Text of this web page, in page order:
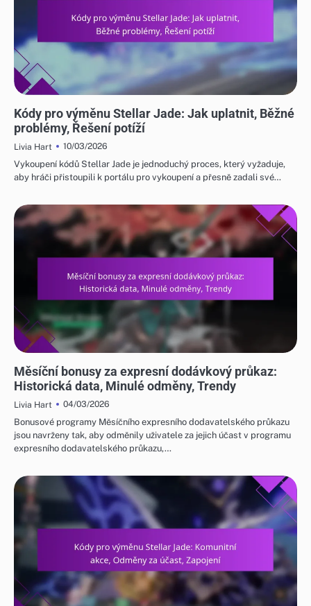
Kódy pro výměnu Stellar Jade: Jak uplatnit, Běžné
problémy, Řešení potíží
Livia Hart
10/03/2026
Vykoupení kódů Stellar Jade je jednoduchý proces, který vyžaduje,
aby hráči přistoupili k portálu pro vykoupení a přesně zadali své…
Měsíční bonusy za expresní dodávkový průkaz:
Historická data, Minulé odměny, Trendy
Livia Hart
04/03/2026
Bonusové programy Měsíčního expresního dodavatelského průkazu
jsou navrženy tak, aby odměnily uživatele za jejich účast v programu
expresního dodavatelského průkazu,…